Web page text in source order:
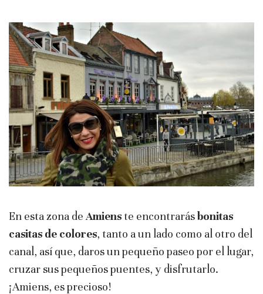
En esta zona de Amiens te encontrarásbonitas
casitas de colores, tanto a un lado como al otro del
canal, así que, daros un pequeño paseo por el lugar,
cruzar sus pequeños puentes, y disfrutarlo.
¡Amiens, es precioso!